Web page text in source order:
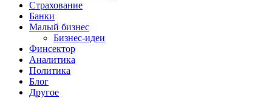
Страхование
Банки
Малый бизнес
Бизнес-идеи
Финсектор
Аналитика
Политика
Блог
Другое